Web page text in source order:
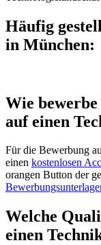
Häufig
in München:
Wie
auf einen
Für die Bewerbung
einen kostenlosen
orangen Button der
Welche
einen